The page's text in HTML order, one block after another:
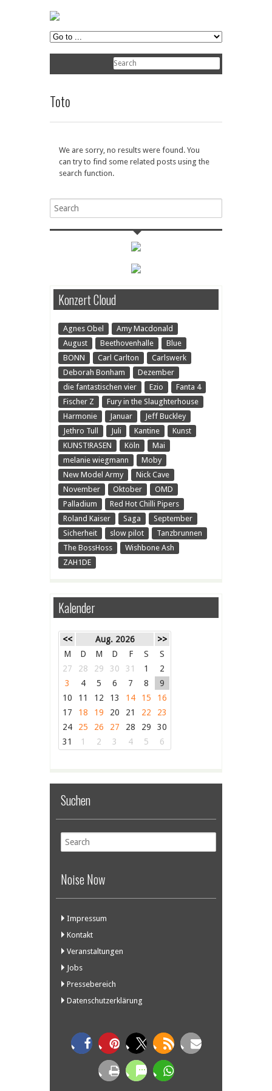
Toto
We are sorry, no results were found. You
can try to find some related posts using the
search function.
Konzert Cloud
Agnes Obel
Amy Macdonald
August
Beethovenhalle
Blue
BONN
Carl Carlton
Carlswerk
Deborah Bonham
Dezember
die fantastischen vier
Ezio
Fanta 4
Fischer Z
Fury in the Slaughterhouse
Harmonie
Januar
Jeff Buckley
Jethro Tull
Juli Kantine
Kunst
KUNST!RASEN
Köln
Mai
melanie wiegmann
Moby
New Model Army
Nick Cave
November
Oktober
OMD
Palladium
Red Hot Chilli Pipers
Roland Kaiser
Saga
September
Sicherheit
slow pilot
Tanzbrunnen
The BossHoss
Wishbone Ash
ZAH1DE
Kalender
<< Aug. 2026
>>
M
D M D F S
S
27
28 29 30 31 1
2
3
4 5 6 7 8
9
10
11 12 13 14 15
16
17
18 19 20 21 22
23
24
25 26 27 28 29
30
31
1 2 3 4 5 6
Suchen
Noise Now
Impressum
Kontakt
Veranstaltungen
Jobs
Pressebereich
Datenschutzerklärung